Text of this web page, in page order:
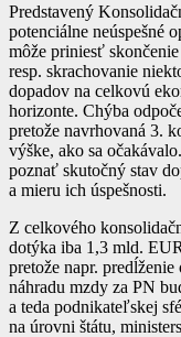
Predstavený
potenciálne neúspešné
môže priniesť
resp. skrachovanie
dopadov na celkovú
horizonte. Chýba
pretože navrhovaná 3.
výške, ako sa
poznať skutočný stav
a mieru ich úspešnosti.
Z celkového
dotýka iba 1,3 mld.
pretože napr.
náhradu mzdy za PN
a teda podnikateľskej
na úrovni štátu,